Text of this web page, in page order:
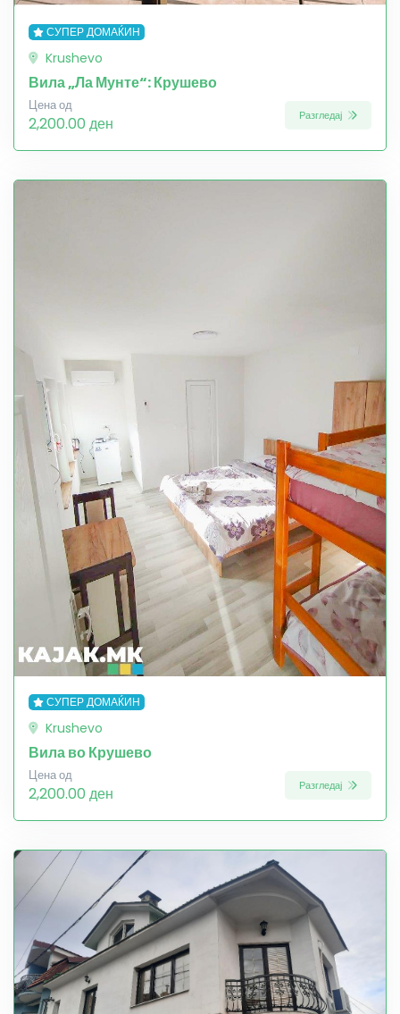
СУПЕР ДОМАЌИН
Krushevo
Вила „Ла Мунте“: Крушево
Цена од
2,200.00 ден Разгледај
СУПЕР ДОМАЌИН
Krushevo
Вила во Крушево
Цена од
2,200.00 ден Разгледај